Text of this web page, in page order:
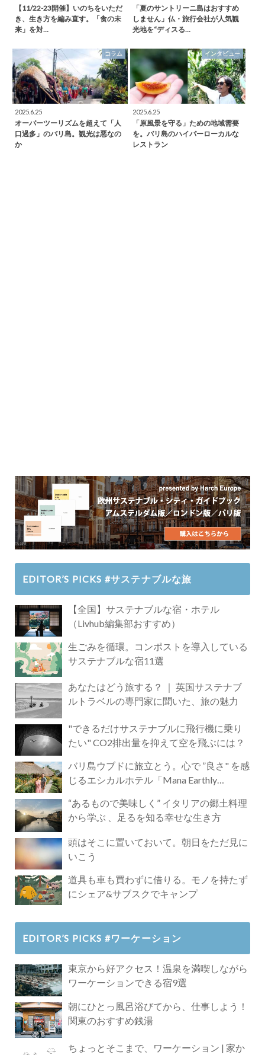
【11/22-23開催】いのちをいただ
き、生き方を編み直す。「食の未
来」を対…
「夏のサントリーニ島はおすすめ
しません」仏・旅行会社が人気観
光地を“ディスる…
コラム
2025.6.25
オーバーツーリズムを超えて「人
口過多」のバリ島。観光は悪なの
か
インタビュー
2025.6.25
「原風景を守る」ための地域需要
を。バリ島のハイパーローカルな
レストラン
EDITOR’S PICKS #サステナブルな旅
【全国】サステナブルな宿・ホテル
（Livhub編集部おすすめ）
生ごみを循環。コンポストを導入している
サステナブルな宿11選
あなたはどう旅する？ ｜ 英国サステナブ
ルトラベルの専門家に聞いた、旅の魅力
"できるだけサステナブルに飛行機に乗り
たい" CO2排出量を抑えて空を飛ぶには？
バリ島ウブドに旅立とう。心で ”良さ" を感
じるエシカルホテル「Mana Earthly
“あるもので美味しく” イタリアの郷土料理
から学ぶ 、足るを知る幸せな生き方
頭はそこに置いておいて。朝日をただ見に
いこう
道具も車も買わずに借りる。モノを持たず
にシェア&サブスクでキャンプ
EDITOR’S PICKS #ワーケーション
東京から好アクセス！温泉を満喫しながら
ワーケーションできる宿9選
朝にひとっ風呂浴びてから、仕事しよう！
関東のおすすめ銭湯
ちょっとそこまで、ワーケーション | 家か